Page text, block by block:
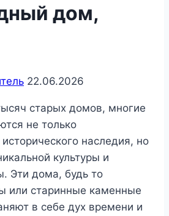
дом,
22.06.2026
старых домов, многие
не только
наследия, но
культуры и
Эти дома, будь то
или старинные каменные
в себе дух времени и